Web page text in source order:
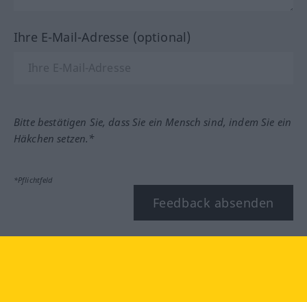
Ihre E-Mail-Adresse (optional)
Bitte bestätigen Sie, dass Sie ein Mensch sind, indem Sie ein
Häkchen setzen.*
*Pflichtfeld
Feedback absenden